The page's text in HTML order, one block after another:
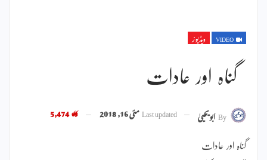
ویڈیوز
گناہ اور عادات
Byابویحییٰ Last updatedمئی 16, 2018 5,474
گناہ اور عادات